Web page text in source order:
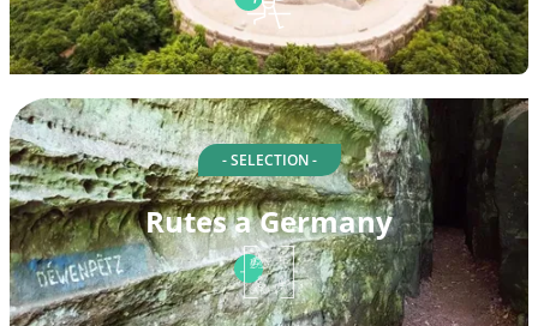
- SELECTION -
Rutes a Germany